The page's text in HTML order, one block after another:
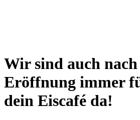
Wir sind auch
Eröffnung immer
dein Eiscafé da!